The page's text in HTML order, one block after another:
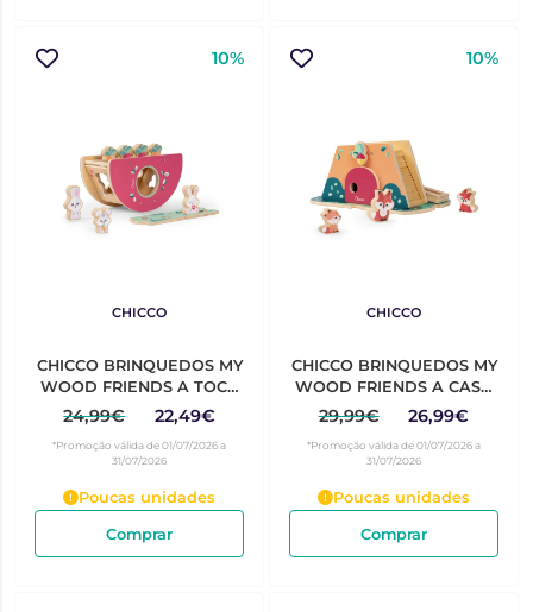
10%
CHICCO
CHICCO BRINQUEDOS MY
WOOD FRIENDS A TOCA
DOS COELHINHOS
2ANOS+
24,99€ 22,49€
*Promoção válida de 01/07/2026 a
31/07/2026
Poucas unidades
Comprar
10%
CHICCO
CHICCO BRINQUEDOS MY
WOOD FRIENDS A CASA
DAS RAPOSAS 2ANOS+
29,99€ 26,99€
*Promoção válida de 01/07/2026 a
31/07/2026
Poucas unidades
Comprar